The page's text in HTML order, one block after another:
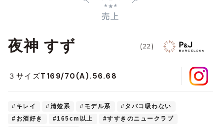
売上
夜神 すず (22)
３サイズT169/70(A).56.68
#キレイ #清楚系 #モデル系
#タバコ吸わない
#お酒好き
#165cm以上
#すすきのニュークラブ